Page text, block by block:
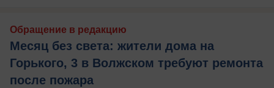
Обращение в редакцию
Месяц без света: жители дома на
Горького, 3 в Волжском требуют ремонта
после пожара